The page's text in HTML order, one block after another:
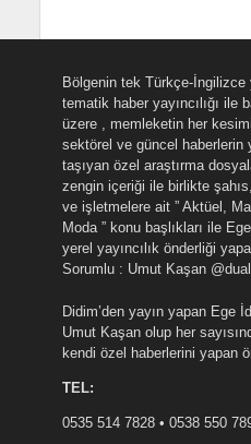
Bölgenin tek Türkçe-İngilizce
tematik haber yayıncılığı ile
üzere , memleketin her
sektörel ve güncel haberlerin
taşıyan özel araştırma
zengin içeriği ile birlikte
ve işletmelere ait ” Aktüel,
Moda ” konu başlıkları ile
yerel yayıncılık önderliği
Sorumlu : Umut Kaşan
Didim’den yayın yapan Ege
Umut Kaşan olup her
kendi özel haberlerini yapan
TEL:
0535 514 7828 • 0538 550